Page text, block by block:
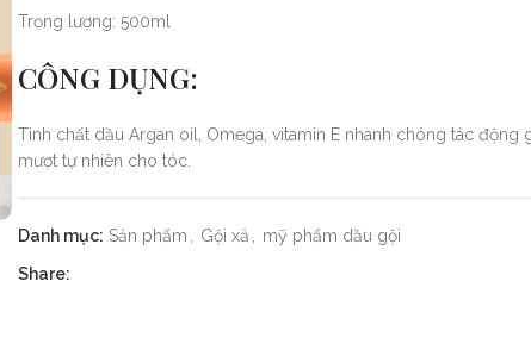
Trọng lượng: 500ml
CÔNG DỤNG:
Tinh chất dầu Argan oil, Omega, vitamin E nhanh chóng tác
mượt tự nhiên cho tóc.
Danh mục: Sản phẩm Gội xả
mỹ phẩm dầu gội
Share: